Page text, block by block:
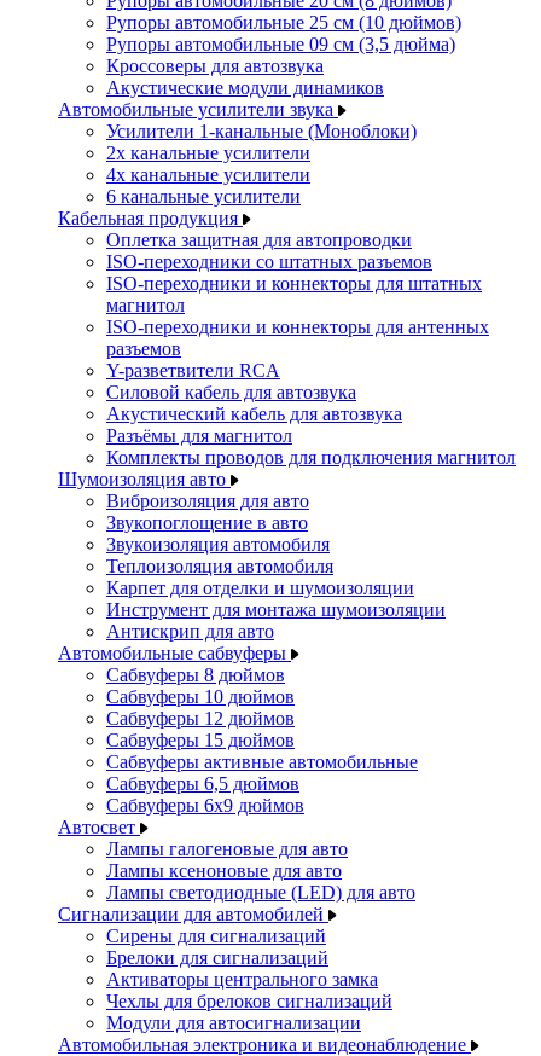
Рупоры автомобильные 25 см (10 дюймов)
Рупоры автомобильные 09 см (3,5 дюйма)
Кроссоверы для автозвука
Акустические модули динамиков
Автомобильные усилители звука
Усилители 1-канальные (Моноблоки)
2х канальные усилители
4х канальные усилители
6 канальные усилители
Кабельная продукция
Оплетка защитная для автопроводки
ISO-переходники со штатных разъемов
ISO-переходники и коннекторы для штатных
магнитол
ISO-переходники и коннекторы для антенных
разъемов
Y-разветвители RCA
Силовой кабель для автозвука
Акустический кабель для автозвука
Разъёмы для магнитол
Комплекты проводов для подключения магнитол
Шумоизоляция авто
Виброизоляция для авто
Звукопоглощение в авто
Звукоизоляция автомобиля
Теплоизоляция автомобиля
Карпет для отделки и шумоизоляции
Инструмент для монтажа шумоизоляции
Антискрип для авто
Автомобильные сабвуферы
Сабвуферы 8 дюймов
Сабвуферы 10 дюймов
Сабвуферы 12 дюймов
Сабвуферы 15 дюймов
Сабвуферы активные автомобильные
Сабвуферы 6,5 дюймов
Сабвуферы 6x9 дюймов
Автосвет
Лампы галогеновые для авто
Лампы ксеноновые для авто
Лампы светодиодные (LED) для авто
Сигнализации для автомобилей
Сирены для сигнализаций
Брелоки для сигнализаций
Активаторы центрального замка
Чехлы для брелоков сигнализаций
Модули для автосигнализации
Автомобильная электроника и видеонаблюдение